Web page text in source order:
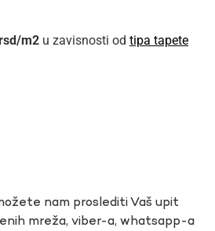
u zavisnosti od tipa tapete
nam proslediti Vaš upit
mreža, viber-a, whatsapp-a